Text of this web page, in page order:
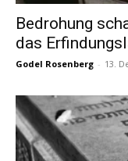
Bedrohung
das
Godel Rosenberg - 13.